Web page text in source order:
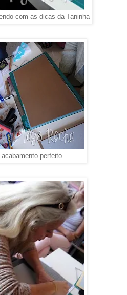
com as dicas da Taninha
acabamento perfeito.